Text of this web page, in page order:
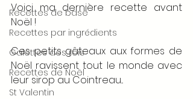
Recettes de base
Recettes par ingrédients
Galettes des rois
Recettes de Noël
St Valentin
Voici ma dernière recette avant
Noël !
Ces petits gâteaux aux formes de
Noël ravissent tout le monde avec
leur sirop au Cointreau...